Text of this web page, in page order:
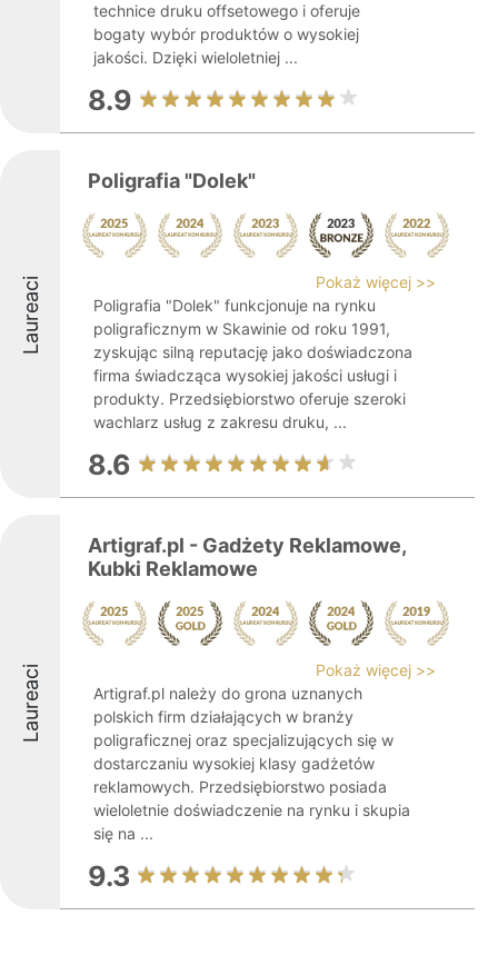
technice druku offsetowego i oferuje
bogaty wybór produktów o wysokiej
jakości. Dzięki wieloletniej ...
8.9
Laureaci
Poligrafia "Dolek"
Pokaż więcej >>
Poligrafia "Dolek" funkcjonuje na rynku
poligraficznym w Skawinie od roku 1991,
zyskując silną reputację jako doświadczona
firma świadcząca wysokiej jakości usługi i
produkty. Przedsiębiorstwo oferuje szeroki
wachlarz usług z zakresu druku, ...
8.6
Laureaci
Artigraf.pl - Gadżety Reklamowe,
Kubki Reklamowe
Pokaż więcej >>
Artigraf.pl należy do grona uznanych
polskich firm działających w branży
poligraficznej oraz specjalizujących się w
dostarczaniu wysokiej klasy gadżetów
reklamowych. Przedsiębiorstwo posiada
wieloletnie doświadczenie na rynku i skupia
się na ...
9.3